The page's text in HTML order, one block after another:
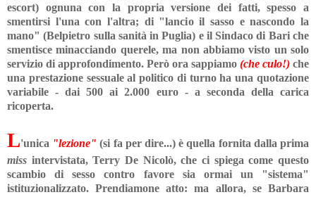
escort) ognuna con la propria versione dei fatti, spesso a
smentirsi l'una con l'altra; di "lancio il sasso e nascondo la
mano" (Belpietro sulla sanità in Puglia) e il Sindaco di Bari che
smentisce minacciando querele, ma non abbiamo visto un solo
servizio di approfondimento. Però ora sappiamo (che culo!) che
una prestazione sessuale al politico di turno ha una quotazione
variabile - dai 500 ai 2.000 euro - a seconda della carica
ricoperta.
L'unica "lezione" (si fa per dire...) è quella fornita dalla prima
miss intervistata, Terry De Nicolò, che ci spiega come questo
scambio di sesso contro favore sia ormai un "sistema"
istituzionalizzato. Prendiamone atto: ma allora, se Barbara